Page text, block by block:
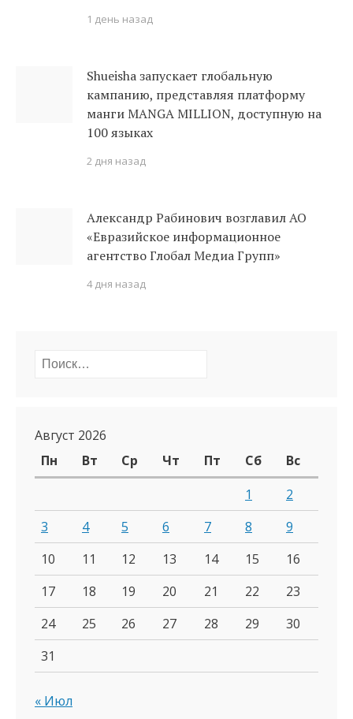
1 день назад
Shueisha запускает глобальную
кампанию, представляя платформу
манги MANGA MILLION, доступную на
100 языках
2 дня назад
Александр Рабинович возглавил АО
«Евразийское информационное
агентство Глобал Медиа Групп»
4 дня назад
Найти:
Август 2026
Пн
Вт Ср Чт Пт Сб
Вс
1
2
3
4 5 6 7 8
9
10
11 12 13 14 15
16
17
18 19 20 21 22
23
24
25 26 27 28 29
30
31
« Июл